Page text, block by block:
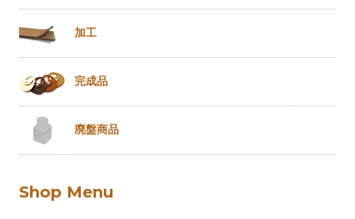
加工
完成品
廃盤商品
Shop Menu